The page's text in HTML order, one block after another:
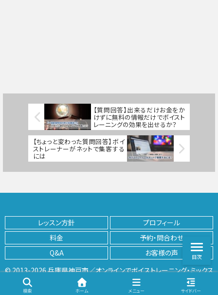
【質問回答】出来るだけお金をか
けずに無料の情報だけでボイスト
レーニングの効果を出せるか？
【ちょっと変わった質問回答】ボイ
ストレーナーがネットで集客する
には
レッスン方針
プロフィール
料金
予約・問合わせ
Q&A
お客様の声
© 2013-2026 兵庫県神戸市／オンラインでボイストレーニング・ミックス
ボイス開発 | K VoiceTraining Lab.
検索 ホーム メニュー サイドバー
目次